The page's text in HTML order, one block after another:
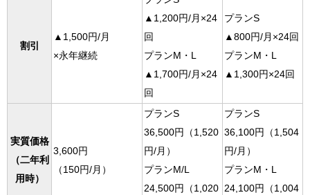
割引
▲1,500円/月
×永年継続
▲1,200円/月×24
回
プランM・L
▲1,700円/月×24
回
プランS
▲800円/月×24回
プランM・L
▲1,300円×24回
実質価格
（二年利
用時）
3,600円
（150円/月）
プランS
36,500円（1,520
円/月）
プランM/L
24,500円（1,020
プランS
36,100円（1,504
円/月）
プランM・L
24,100円（1,004